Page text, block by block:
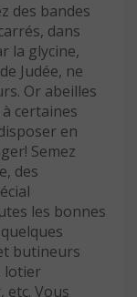
des bandes
dans
la glycine,
Judée, ne
Or abeilles
certaines
en
Semez
des
les bonnes
butineurs
lotier
etc. Vous